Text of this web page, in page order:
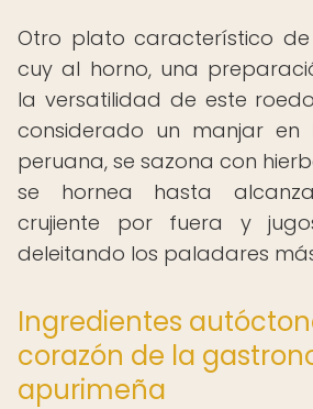
Otro plato característico
cuy al horno, una
la versatilidad de este
considerado un manjar en
peruana, se sazona con
se hornea hasta
crujiente por fuera y
deleitando los paladares
Ingredientes
corazón de la
apurimeña